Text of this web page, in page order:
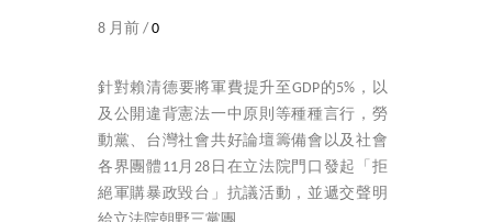
8 月前 / 0
針對賴清德要將軍費提升至GDP的5%，以
及公開違背憲法一中原則等種種言行，勞
動黨、台灣社會共好論壇籌備會以及社會
各界團體11月28日在立法院門口發起「拒
絕軍購暴政毀台」抗議活動，並遞交聲明